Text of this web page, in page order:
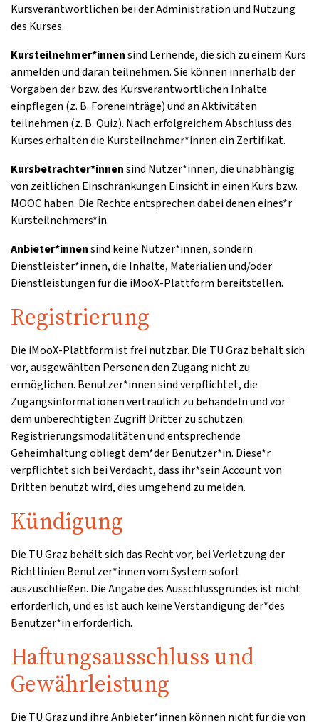
Kursverantwortlichen bei der Administration und Nutzung
des Kurses.
Kursteilnehmer*innensind Lernende, die sich zu einem Kurs
anmelden und daran teilnehmen. Sie können innerhalb der
Vorgaben der bzw. des Kursverantwortlichen Inhalte
einpflegen (z. B. Foreneinträge) und an Aktivitäten
teilnehmen (z. B. Quiz). Nach erfolgreichem Abschluss des
Kurses erhalten die Kursteilnehmer*innen ein Zertifikat.
Kursbetrachter*innensind Nutzer*innen, die unabhängig
von zeitlichen Einschränkungen Einsicht in einen Kurs bzw.
MOOC haben. Die Rechte entsprechen dabei denen eines*r
Kursteilnehmers*in.
Anbieter*innensind keine Nutzer*innen, sondern
Dienstleister*innen, die Inhalte, Materialien und/oder
Dienstleistungen für die iMooX-Plattform bereitstellen.
Registrierung
Die iMooX-Plattform ist frei nutzbar. Die TU Graz behält sich
vor, ausgewählten Personen den Zugang nicht zu
ermöglichen. Benutzer*innen sind verpflichtet, die
Zugangsinformationen vertraulich zu behandeln und vor
dem unberechtigten Zugriff Dritter zu schützen.
Registrierungsmodalitäten und entsprechende
Geheimhaltung obliegt dem*der Benutzer*in. Diese*r
verpflichtet sich bei Verdacht, dass ihr*sein Account von
Dritten benutzt wird, dies umgehend zu melden.
Kündigung
Die TU Graz behält sich das Recht vor, bei Verletzung der
Richtlinien Benutzer*innen vom System sofort
auszuschließen. Die Angabe des Ausschlussgrundes ist nicht
erforderlich, und es ist auch keine Verständigung der*des
Benutzer*in erforderlich.
Haftungsausschluss und
Gewährleistung
Die TU Graz und ihre Anbieter*innen können nicht für die von